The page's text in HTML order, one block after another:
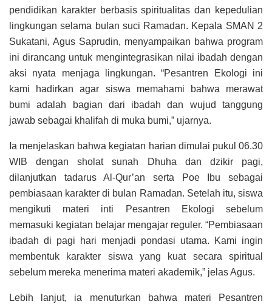
pendidikan karakter berbasis spiritualitas dan kepedulian
lingkungan selama bulan suci Ramadan. Kepala SMAN 2
Sukatani, Agus Saprudin, menyampaikan bahwa program
ini dirancang untuk mengintegrasikan nilai ibadah dengan
aksi nyata menjaga lingkungan. “Pesantren Ekologi ini
kami hadirkan agar siswa memahami bahwa merawat
bumi adalah bagian dari ibadah dan wujud tanggung
jawab sebagai khalifah di muka bumi,” ujarnya.
Ia menjelaskan bahwa kegiatan harian dimulai pukul 06.30
WIB dengan sholat sunah Dhuha dan dzikir pagi,
dilanjutkan tadarus Al-Qur’an serta Poe Ibu sebagai
pembiasaan karakter di bulan Ramadan. Setelah itu, siswa
mengikuti materi inti Pesantren Ekologi sebelum
memasuki kegiatan belajar mengajar reguler. “Pembiasaan
ibadah di pagi hari menjadi pondasi utama. Kami ingin
membentuk karakter siswa yang kuat secara spiritual
sebelum mereka menerima materi akademik,” jelas Agus.
Lebih lanjut, ia menuturkan bahwa materi Pesantren